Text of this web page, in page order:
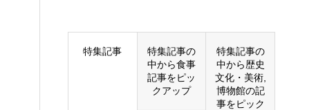
特集記事
特集記事の
中から食事
記事をピッ
クアップ
特集記事の
中から歴史
文化・美術,
博物館の記
事をピック